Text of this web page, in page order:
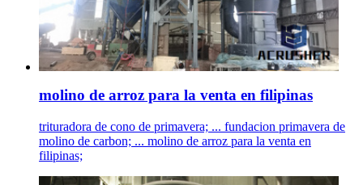
molino de arroz para la venta en filipinas
trituradora de cono de primavera; ... fundacion primavera de
molino de carbon; ... molino de arroz para la venta en
filipinas;